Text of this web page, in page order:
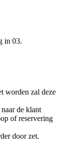
in 03.
worden zal deze
de klant
of reservering
door zet.